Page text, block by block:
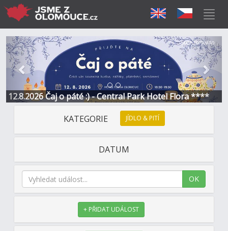
12.8.2026 Čaj o páté :) - Central Park Hotel Flora ****
Předchozí Další
Sponzorováno
KATEGORIE JÍDLO & PITÍ
DATUM
OK
+ PŘIDAT UDÁLOST